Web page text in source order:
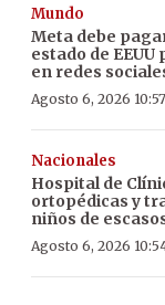
Mundo
Meta debe
estado de
en redes
Agosto 6, 2026
Nacionales
Hospital de
ortopédicas y
niños de
Agosto 6, 2026